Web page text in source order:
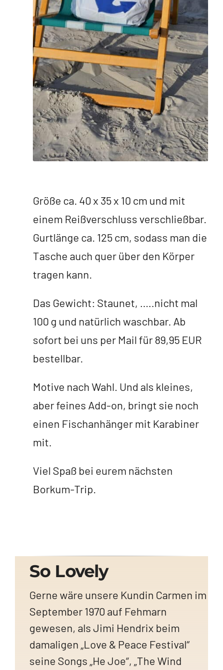
Größe ca. 40 x 35 x 10 cm und mit
einem Reißverschluss verschließbar.
Gurtlänge ca. 125 cm, sodass man die
Tasche auch quer über den Körper
tragen kann.
Das Gewicht: Staunet, …..nicht mal
100 g und natürlich waschbar. Ab
sofort bei uns per Mail für 89,95 EUR
bestellbar.
Motive nach Wahl. Und als kleines,
aber feines Add-on, bringt sie noch
einen Fischanhänger mit Karabiner
mit.
Viel Spaß bei eurem nächsten
Borkum-Trip.
So Lovely
Gerne wäre unsere Kundin Carmen im
September 1970 auf Fehmarn
gewesen, als Jimi Hendrix beim
damaligen „Love & Peace Festival“
seine Songs „He Joe“, „The Wind